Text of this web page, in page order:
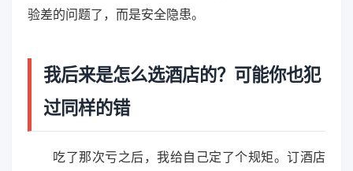
验差的问题了，而是安全隐患。
我后来是怎么选酒店的？可能你也犯
过同样的错
吃了那次亏之后，我给自己定了个规矩。订酒店